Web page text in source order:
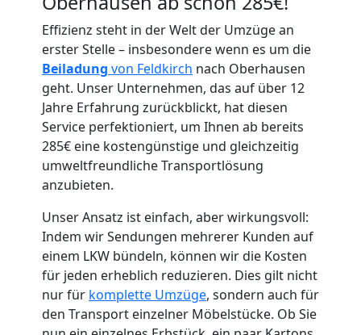
Effizienz steht in der Welt der Umzüge an
erster Stelle – insbesondere wenn es um die
Beiladung von Feldkirch nach Oberhausen
geht. Unser Unternehmen, das auf über 12
Jahre Erfahrung zurückblickt, hat diesen
Service perfektioniert, um Ihnen ab bereits
285€ eine kostengünstige und gleichzeitig
umweltfreundliche Transportlösung
anzubieten.
Unser Ansatz ist einfach, aber wirkungsvoll:
Indem wir Sendungen mehrerer Kunden auf
einem LKW bündeln, können wir die Kosten
für jeden erheblich reduzieren. Dies gilt nicht
nur für komplette Umzüge, sondern auch für
den Transport einzelner Möbelstücke. Ob Sie
Umzugshelfer
Feldkirch
Möbeltaxi
Feldkirch
Kleintransport
Feldkirch